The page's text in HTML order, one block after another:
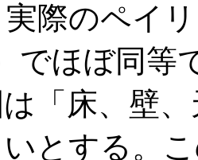
際のペイ
でほぼ同等
「床、壁
とする。